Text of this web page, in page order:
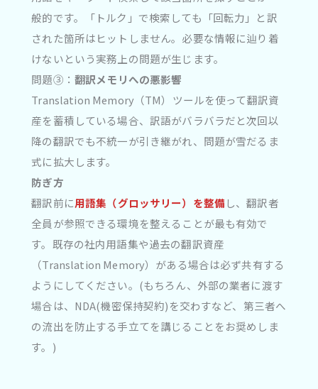
般的です。「トルク」で検索しても「回転力」と訳
された箇所はヒットしません。必要な情報に辿り着
けないという実務上の問題が生じます。
問題③： 翻訳メモリへの悪影響
Translation Memory（TM）ツールを使って翻訳資
産を蓄積している場合、訳語がバラバラだと次回以
降の翻訳でも不統一が引き継がれ、問題が雪だるま
式に拡大します。
防ぎ方
翻訳前に用語集（グロッサリー）を整備し、翻訳者
全員が参照できる環境を整えることが最も有効で
す。既存の社内用語集や過去の翻訳資産
（Translation Memory）がある場合は必ず共有する
ようにしてください。(もちろん、外部の業者に渡す
場合は、NDA(機密保持契約)を交わすなど、第三者へ
の流出を防止する手立てを講じることをお奨めしま
す。)